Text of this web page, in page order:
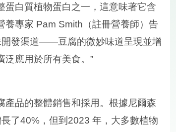
蛋白質植物蛋白之一，這意味著它含
養專家 Pam Smith （註冊營養師）告
開發渠道——豆腐的微妙味道呈現並增
應用於所有美食。”
產品的整體銷售和採用。根據尼爾森
了40%，但到 2023 年，大多數植物